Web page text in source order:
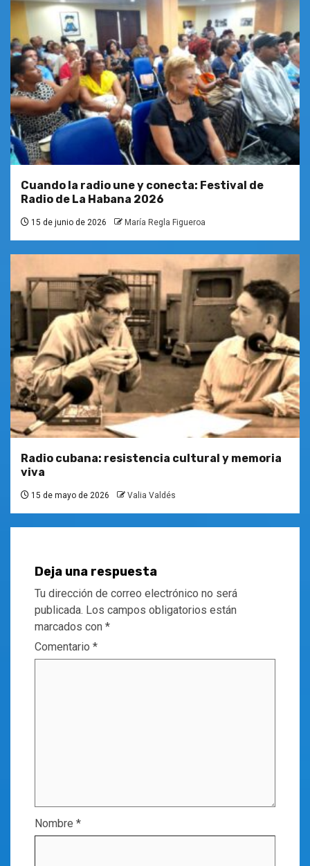
Cuando la radio une y conecta: Festival de
Radio de La Habana 2026
15 de junio de 2026 María Regla Figueroa
Radio cubana: resistencia cultural y memoria
viva
15 de mayo de 2026 Valia Valdés
Deja una respuesta
Tu dirección de correo electrónico no será
publicada. Los campos obligatorios están
marcados con *
Comentario *
Nombre *